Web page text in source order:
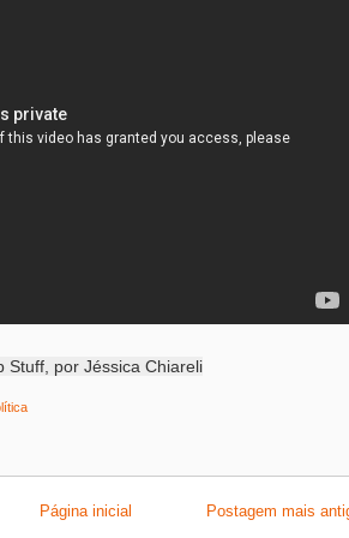
Stuff, por Jéssica Chiareli
Postagem mais
Página inicial